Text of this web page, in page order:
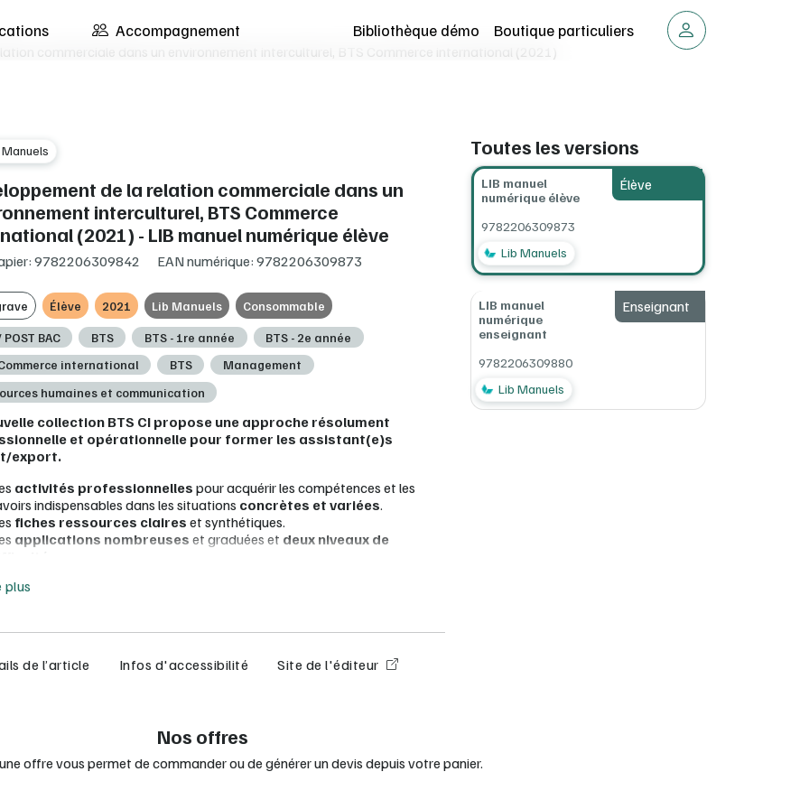
Accompagnement Bibliothèque démo Boutique particuliers
commerciale dans un environnement interculturel, BTS Commerce international (2021)
de la relation commerciale dans un
interculturel, BTS Commerce
(2021) - LIB manuel numérique élève
9782206309842 EAN numérique: 9782206309873
Élève 2021 Lib Manuels Consommable
POST BAC BTS BTS - 1re année
BTS - 2e année
international
BTS
Management
humaines et communication
collection BTS CI propose une approche résolument
et opérationnelle pour former les assistant(e)s
export.
activités professionnelles pour acquérir les compétences et les
indispensables dans les situations concrètes et variées.
fiches ressources claires et synthétiques.
applications nombreuses et graduées et deux niveaux de
applications dédiées à l'anglais
manuel numérique élève :
direct à des ressources et activités complémentaires :
des exercices interactifs;
des fichiers utiles à la réalisation des applications.
plus
de l’article Infos d'accessibilité Site de l'éditeur
Toutes les versions
Élève
LIB manuel
numérique élève
9782206309873
Lib Manuels
Enseignant
LIB manuel
numérique
enseignant
9782206309880
Lib Manuels
Nos offres
offre vous permet de commander ou de générer un devis depuis votre panier.